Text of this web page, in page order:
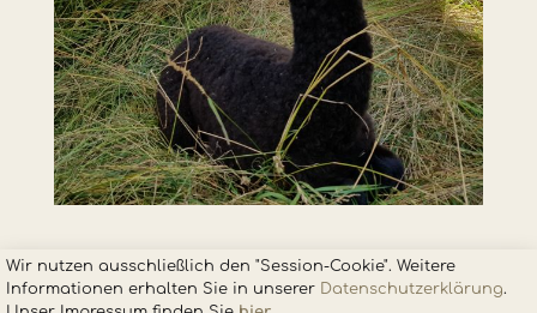
Wir nutzen ausschließlich den "Session-Cookie". Weitere
Informationen erhalten Sie in unserer Datenschutzerklärung.